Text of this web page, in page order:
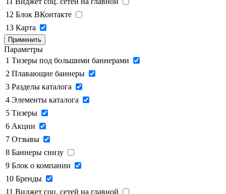
12 Блок ВКонтакте
13 Карта
Применить
Параметры
1 Тизеры под большими баннерами
2 Плавающие баннеры
3 Разделы каталога
4 Элементы каталога
5 Тизеры
6 Акции
7 Отзывы
8 Баннеры снизу
9 Блок о компании
10 Бренды
11 Виджет соц. сетей на главной